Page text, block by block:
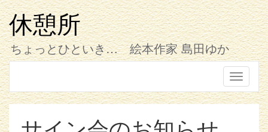
コ
ン
テ
ン
ツ
へ
ス
キ
ッ
プ
休憩所
ちょっとひといき… 絵本作家 島田ゆか
Toggle